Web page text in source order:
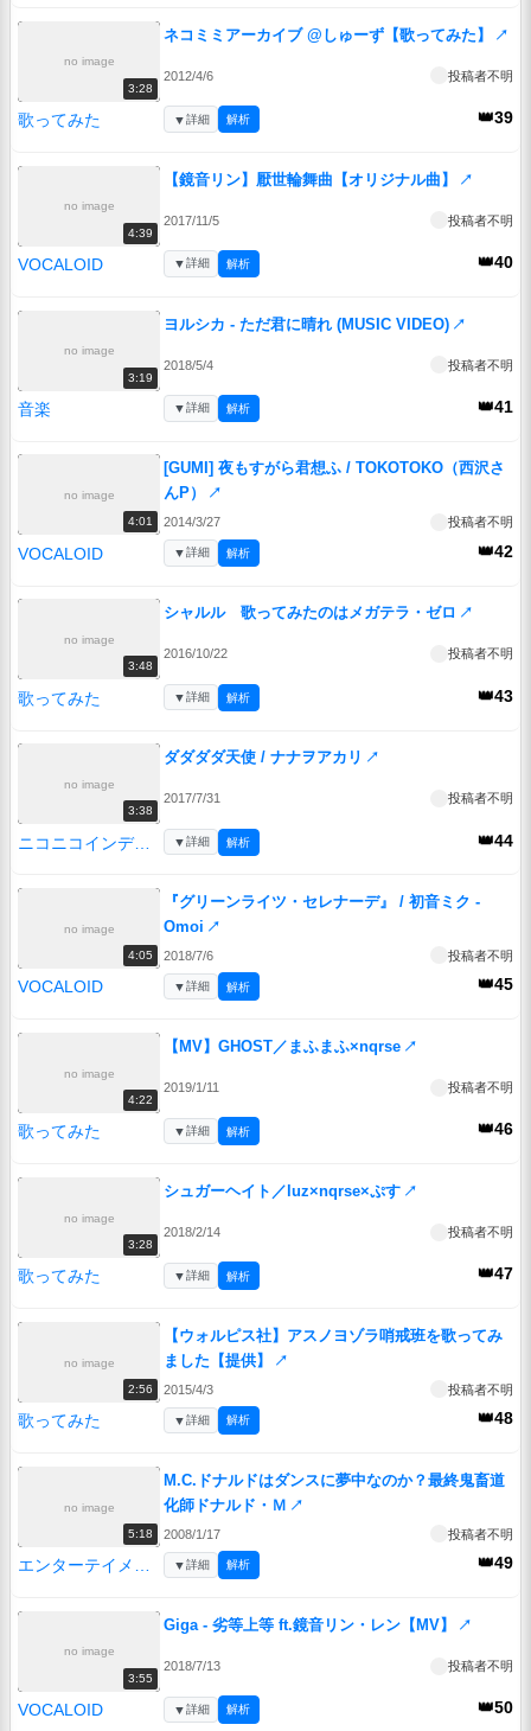
no image
3:28
ネコミミアーカイブ @しゅーず【歌ってみた】 ↗
2012/4/6 投稿者不明
歌ってみた 👑39
▼詳細 解析
no image
4:39
【鏡音リン】厭世輪舞曲【オリジナル曲】 ↗
2017/11/5 投稿者不明
VOCALOID 👑40
▼詳細 解析
no image
3:19
ヨルシカ - ただ君に晴れ (MUSIC VIDEO) ↗
2018/5/4 投稿者不明
音楽 👑41
▼詳細 解析
no image
4:01
[GUMI] 夜もすがら君想ふ / TOKOTOKO（西沢さ
んP）
↗
2014/3/27 投稿者不明
VOCALOID 👑42
▼詳細 解析
no image
3:48
シャルル 歌ってみたのはメガテラ・ゼロ ↗
2016/10/22 投稿者不明
歌ってみた 👑43
▼詳細 解析
no image
3:38
ダダダダ天使 / ナナヲアカリ ↗
2017/7/31 投稿者不明
ニコニコインディーズ 👑44
▼詳細 解析
no image
4:05
『グリーンライツ・セレナーデ』 / 初音ミク -
Omoi ↗
2018/7/6 投稿者不明
VOCALOID 👑45
▼詳細 解析
no image
4:22
【MV】GHOST／まふまふ×nqrse ↗
2019/1/11 投稿者不明
歌ってみた 👑46
▼詳細 解析
no image
3:28
シュガーヘイト／luz×nqrse×ぷす ↗
2018/2/14 投稿者不明
歌ってみた 👑47
▼詳細 解析
no image
2:56
【ウォルピス社】アスノヨゾラ哨戒班を歌ってみ
ました【提供】
↗
2015/4/3 投稿者不明
歌ってみた 👑48
▼詳細 解析
no image
5:18
M.C.ドナルドはダンスに夢中なのか？最終鬼畜道
化師ドナルド・Ｍ ↗
2008/1/17 投稿者不明
👑49
▼詳細 解析
no image
3:55
Giga - 劣等上等 ft.鏡音リン・レン【MV】 ↗
2018/7/13 投稿者不明
VOCALOID 👑50
▼詳細 解析